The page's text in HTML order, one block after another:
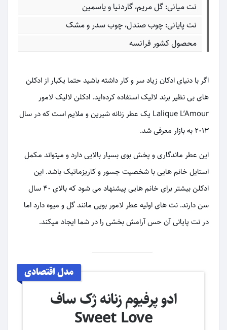
نت میانی: گل مریم، گاردنیا و یاسمین
نت پایانی: چوب صندل، چوب سدر و مشک
محصول کشور فرانسه
اگر با دنیای ادکان زیاد سر و کار داشته باشید حتما یکبار از ادکلن
های بی نظیر برند لالیک استفاده کرده‌اید. ادکلن لالیک لامور
Lalique L’Amour یک عطر زنانه شیرین و ملایم است که در سال
2013 به بازار معرفی شد.
این عطر ماندگاری و پخش بوی بسیار بالایی دارد و میتواند مکمل
استایل خانم هایی با شخصیت جسور و کاریزماتیک باشد. این
ادکلن بیشتر برای خانم هایی پیشنهاد می شود که بالای ۴۰ سال
سن دارند. نت های اولیه عطر لامور بویی مانند گل و میوه دارد اما
در نت پایانی آن حس آرامش بخشی را در شما ایجاد میکند.
مدل اقتصادی
ادو پرفیوم زنانه ژک‌ ساف
Sweet Love